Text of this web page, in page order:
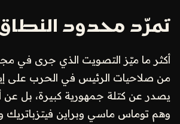
تمرّد محدود النطاق
أكثر ما ميّز التصويت الذي جرى في
من صلاحيات الرئيس في الحرب على
يصدر عن كتلة جمهورية كبيرة، بل عن
وهم توماس ماسي وبراين فيتزباتريك